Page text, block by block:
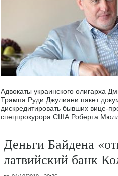
Адвокаты украинского олигарха
Трампа Руди Джулиани пакет
дискредитировать бывших вице-
спецпрокурора США Роберта
Деньги Байдена
латвийский банк